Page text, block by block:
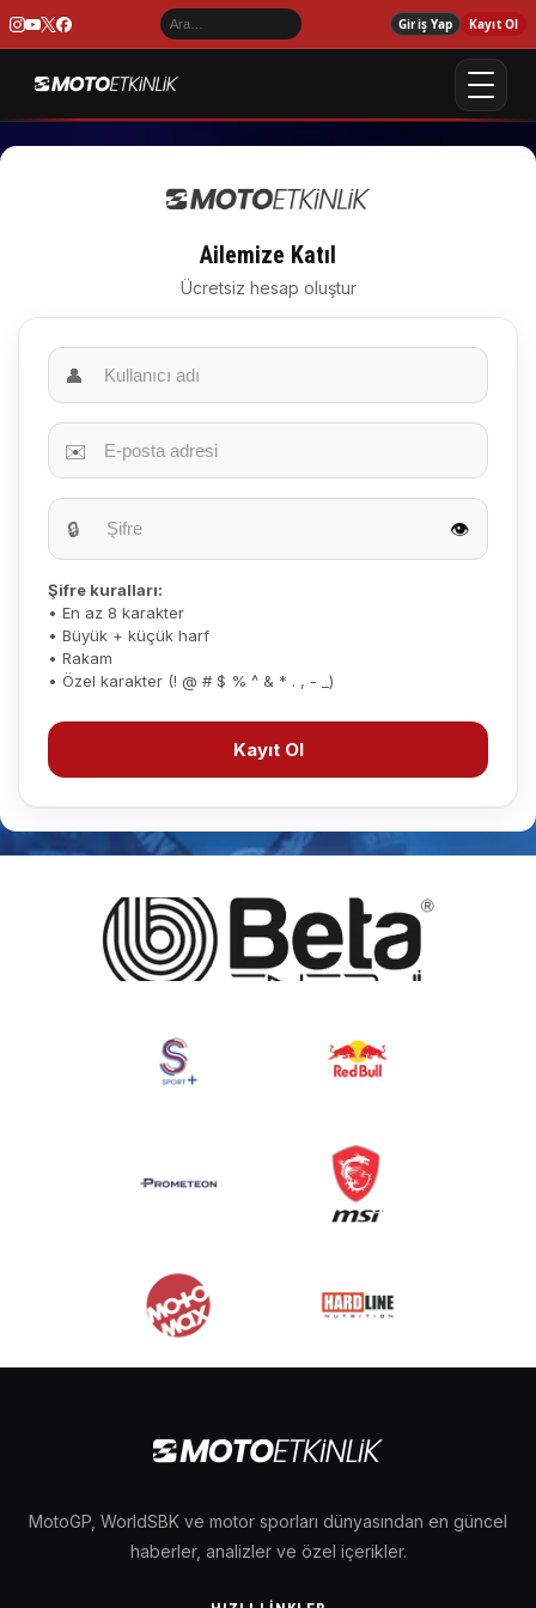
Giriş Yap Kayıt Ol
Ailemize Katıl
Ücretsiz hesap oluştur
👤
✉️
🔒 👁️
Şifre kuralları:
• En az 8 karakter
• Büyük + küçük harf
• Rakam
• Özel karakter (! @ # $ % ^ & * . , - _)
Kayıt Ol
MotoGP, WorldSBK ve motor sporları dünyasından en güncel
haberler, analizler ve özel içerikler.